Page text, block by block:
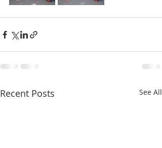
Recent Posts See All